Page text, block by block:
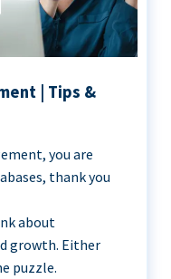
| Tips &
you are
thank you
about
growth. Either
puzzle.